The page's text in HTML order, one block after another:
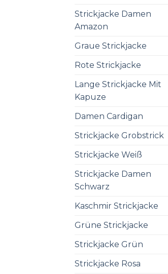
Strickjacke Damen
Amazon
Graue Strickjacke
Rote Strickjacke
Lange Strickjacke Mit
Kapuze
Damen Cardigan
Strickjacke Grobstrick
Strickjacke Weiß
Strickjacke Damen
Schwarz
Kaschmir Strickjacke
Grüne Strickjacke
Strickjacke Grün
Strickjacke Rosa